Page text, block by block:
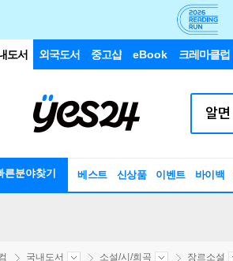
도서 외국도서 중고샵 eBook 크레마클럽
른분야찾기 베스트 신상품 이벤트 바이백
국내도서 소설/시/희곡 장르소설